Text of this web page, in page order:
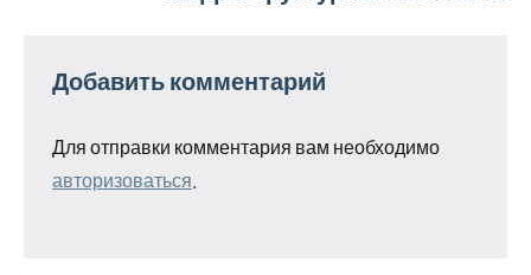
Добавить комментарий
Для отправки комментария вам необходимо
авторизоваться